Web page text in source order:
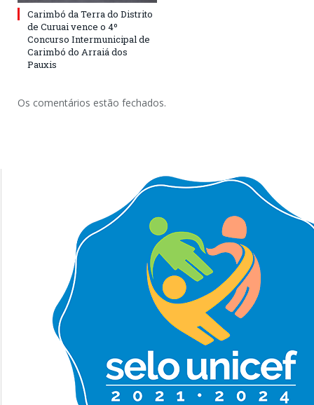
Carimbó da Terra do Distrito
de Curuai vence o 4º
Concurso Intermunicipal de
Carimbó do Arraiá dos
Pauxis
Os comentários estão fechados.